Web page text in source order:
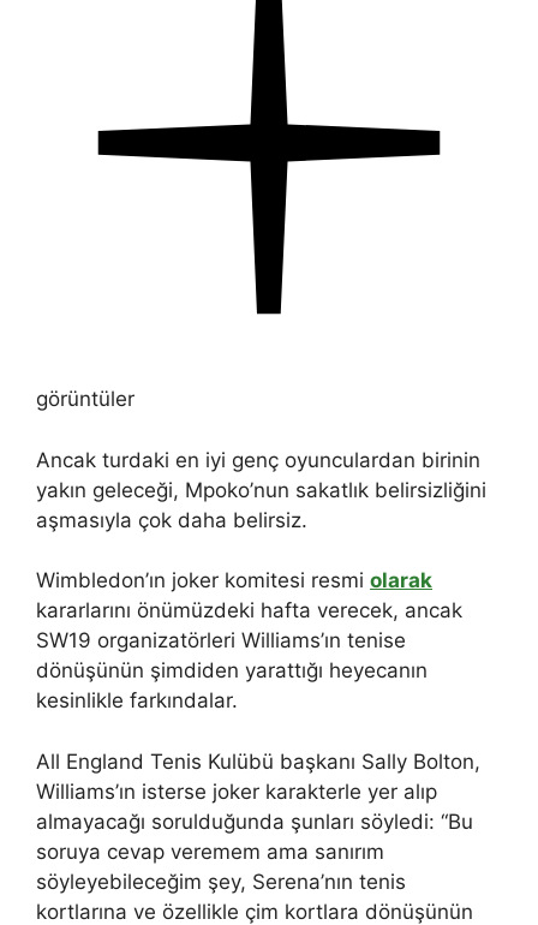
görüntüler
Ancak turdaki en iyi genç oyunculardan birinin
yakın geleceği, Mpoko’nun sakatlık belirsizliğini
aşmasıyla çok daha belirsiz.
Wimbledon’ın joker komitesi resmi olarak
kararlarını önümüzdeki hafta verecek, ancak
SW19 organizatörleri Williams’ın tenise
dönüşünün şimdiden yarattığı heyecanın
kesinlikle farkındalar.
All England Tenis Kulübü başkanı Sally Bolton,
Williams’ın isterse joker karakterle yer alıp
almayacağı sorulduğunda şunları söyledi: “Bu
soruya cevap veremem ama sanırım
söyleyebileceğim şey, Serena’nın tenis
kortlarına ve özellikle çim kortlara dönüşünün